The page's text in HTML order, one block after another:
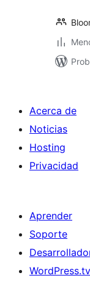
Acerca de
Noticias
Hosting
Privacidad
Aprender
Soporte
WordPress.tv